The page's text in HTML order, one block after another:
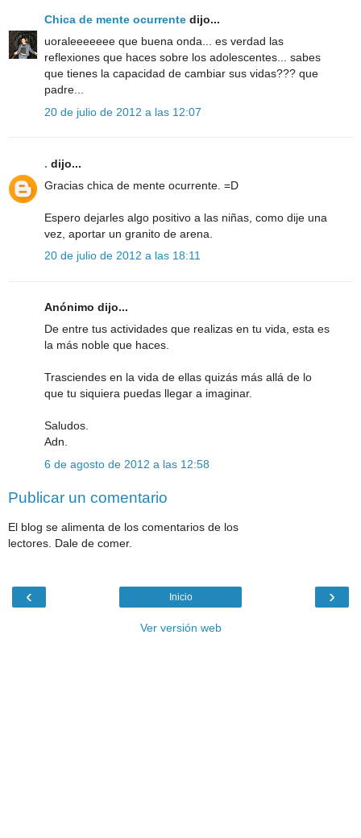
Chica de mente ocurrente dijo...
uoraleeeeeee que buena onda... es verdad las
reflexiones que haces sobre los adolescentes... sabes
que tienes la capacidad de cambiar sus vidas??? que
padre...
20 de julio de 2012 a las 12:07
. dijo...
Gracias chica de mente ocurrente. =D
Espero dejarles algo positivo a las niñas, como dije una
vez, aportar un granito de arena.
20 de julio de 2012 a las 18:11
Anónimo dijo...
De entre tus actividades que realizas en tu vida, esta es
la más noble que haces.
Trasciendes en la vida de ellas quizás más allá de lo
que tu siquiera puedas llegar a imaginar.
Saludos.
Adn.
6 de agosto de 2012 a las 12:58
Publicar un comentario
El blog se alimenta de los comentarios de los
lectores. Dale de comer.
‹ ›
Inicio
Ver versión web